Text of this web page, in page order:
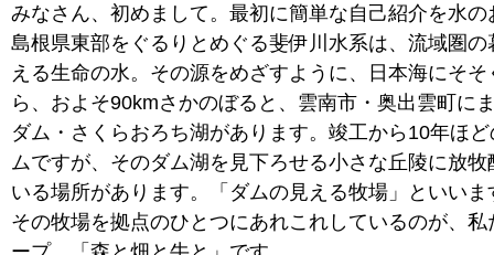
みなさん、初めまして。最初に簡単な自己紹介を水の
島根県東部をぐるりとめぐる斐伊川水系は、流域圏の
える生命の水。その源をめざすように、日本海にそそ
ら、およそ90kmさかのぼると、雲南市・奥出雲町に
ダム・さくらおろち湖があります。竣工から10年ほ
ムですが、そのダム湖を見下ろせる小さな丘陵に放牧
いる場所があります。「ダムの見える牧場」といいま
その牧場を拠点のひとつにあれこれしているのが、私